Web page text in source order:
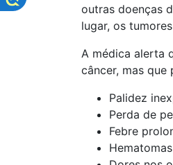
outras doenças
lugar, os
A médica alerta
câncer, mas
Palidez
Perda de
Febre